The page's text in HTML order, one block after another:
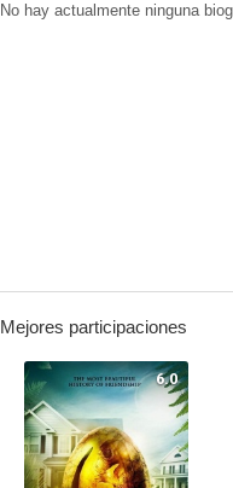
No hay actualmente ninguna
Mejores participaciones
6.0